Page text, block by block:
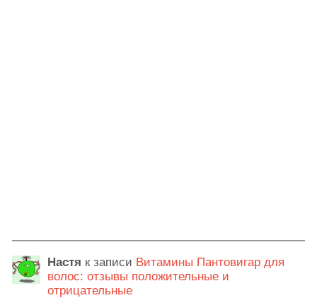
Настя к записи Витамины Пантовигар для
волос: отзывы положительные и
отрицательные